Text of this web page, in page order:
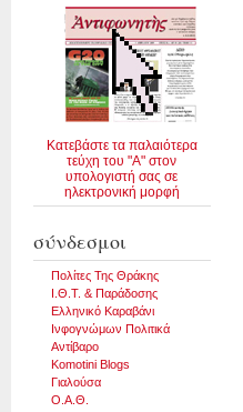
Κατεβάστε τα παλαιότερα
τεύχη του "Α" στον
υπολογιστή σας σε
ηλεκτρονική μορφή
σύνδεσμοι
Πολίτες Της Θράκης
Ι.Θ.Τ. & Παράδοσης
Ελληνικό Καραβάνι
Ινφογνώμων Πολιτικά
Αντίβαρο
Komotini Blogs
Γιαλούσα
Ο.Α.Θ.